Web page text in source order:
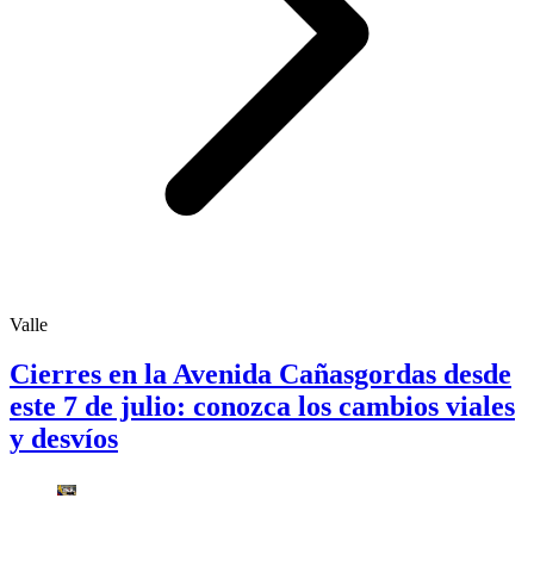
Valle
Cierres en la Avenida Cañasgordas desde
este 7 de julio: conozca los cambios viales
y desvíos